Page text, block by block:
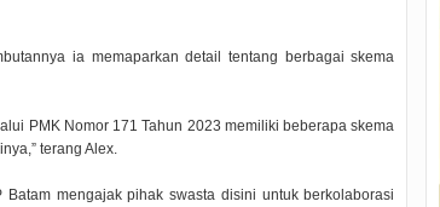
ia memaparkan detail tentang berbagai skema
PMK Nomor 171 Tahun 2023 memiliki beberapa skema
terang Alex.
mengajak pihak swasta disini untuk berkolaborasi